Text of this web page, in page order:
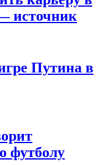
источник
Путина в
футболу